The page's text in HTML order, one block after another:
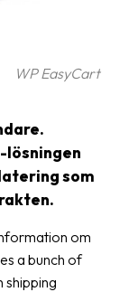
WP EasyCart
lösningen
som
om
a bunch of
shipping